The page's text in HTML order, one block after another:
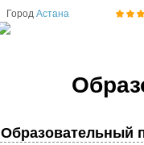
Город Астана
Образовательный